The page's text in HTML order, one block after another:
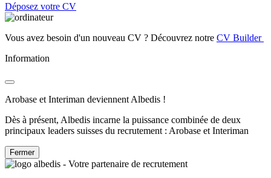
Déposez votre CV
Vous avez besoin d'un nouveau CV ? Découvrez notre CV Builder
Information
Arobase et Interiman deviennent Albedis !
Dès à présent, Albedis incarne la puissance combinée de deux
principaux leaders suisses du recrutement : Arobase et Interiman
Fermer